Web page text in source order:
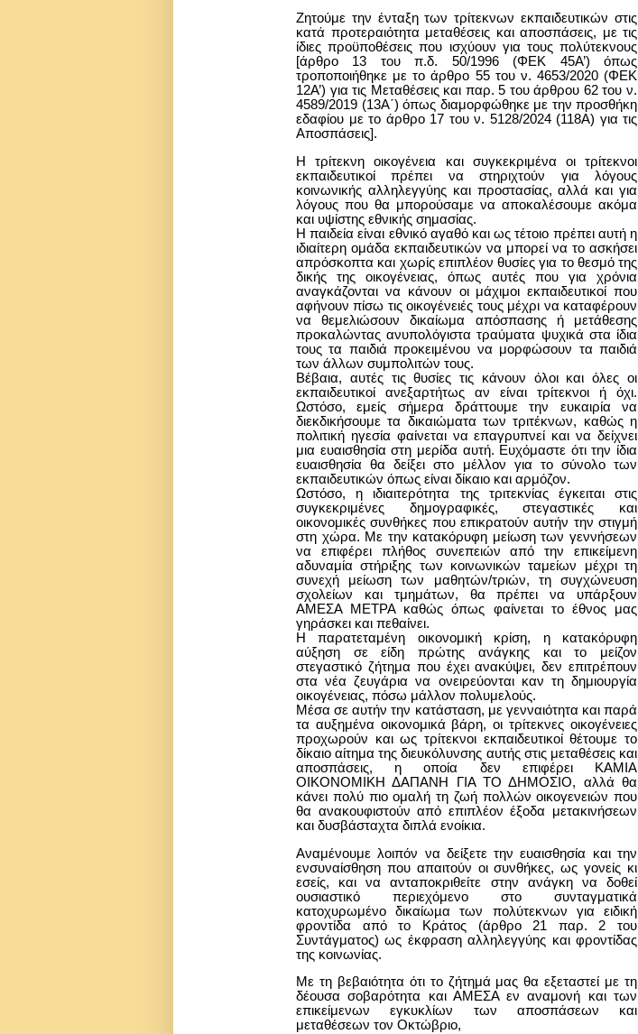
Ζητούμε την ένταξη των τρίτεκνων εκπαιδευτικών στις
κατά προτεραιότητα μεταθέσεις και αποσπάσεις, με τις
ίδιες προϋποθέσεις που ισχύουν για τους πολύτεκνους
[άρθρο 13 του π.δ. 50/1996 (ΦΕΚ 45Α’) όπως
τροποποιήθηκε με το άρθρο 55 του ν. 4653/2020 (ΦΕΚ
12Α’) για τις Μεταθέσεις και παρ. 5 του άρθρου 62 του ν.
4589/2019 (13Α΄) όπως διαμορφώθηκε με την προσθήκη
εδαφίου με το άρθρο 17 του ν. 5128/2024 (118Α) για τις
Αποσπάσεις].
H τρίτεκνη οικογένεια και συγκεκριμένα οι τρίτεκνοι
εκπαιδευτικοί πρέπει να στηριχτούν για λόγους
κοινωνικής αλληλεγγύης και προστασίας, αλλά και για
λόγους που θα μπορούσαμε να αποκαλέσουμε ακόμα
και υψίστης εθνικής σημασίας.
Η παιδεία είναι εθνικό αγαθό και ως τέτοιο πρέπει αυτή η
ιδιαίτερη ομάδα εκπαιδευτικών να μπορεί να το ασκήσει
απρόσκοπτα και χωρίς επιπλέον θυσίες για το θεσμό της
δικής της οικογένειας, όπως αυτές που για χρόνια
αναγκάζονται να κάνουν οι μάχιμοι εκπαιδευτικοί που
αφήνουν πίσω τις οικογένειές τους μέχρι να καταφέρουν
να θεμελιώσουν δικαίωμα απόσπασης ή μετάθεσης
προκαλώντας ανυπολόγιστα τραύματα ψυχικά στα ίδια
τους τα παιδιά προκειμένου να μορφώσουν τα παιδιά
των άλλων συμπολιτών τους.
Βέβαια, αυτές τις θυσίες τις κάνουν όλοι και όλες οι
εκπαιδευτικοί ανεξαρτήτως αν είναι τρίτεκνοι ή όχι.
Ωστόσο, εμείς σήμερα δράττουμε την ευκαιρία να
διεκδικήσουμε τα δικαιώματα των τριτέκνων, καθώς η
πολιτική ηγεσία φαίνεται να επαγρυπνεί και να δείχνει
μια ευαισθησία στη μερίδα αυτή. Ευχόμαστε ότι την ίδια
ευαισθησία θα δείξει στο μέλλον για το σύνολο των
εκπαιδευτικών όπως είναι δίκαιο και αρμόζον.
Ωστόσο, η ιδιαιτερότητα της τριτεκνίας έγκειται στις
συγκεκριμένες δημογραφικές, στεγαστικές και
οικονομικές συνθήκες που επικρατούν αυτήν την στιγμή
στη χώρα. Με την κατακόρυφη μείωση των γεννήσεων
να επιφέρει πλήθος συνεπειών από την επικείμενη
αδυναμία στήριξης των κοινωνικών ταμείων μέχρι τη
συνεχή μείωση των μαθητών/τριών, τη συγχώνευση
σχολείων και τμημάτων, θα πρέπει να υπάρξουν
ΑΜΕΣΑ ΜΕΤΡΑ καθώς όπως φαίνεται το έθνος μας
γηράσκει και πεθαίνει.
Η παρατεταμένη οικονομική κρίση, η κατακόρυφη
αύξηση σε είδη πρώτης ανάγκης και το μείζον
στεγαστικό ζήτημα που έχει ανακύψει, δεν επιτρέπουν
στα νέα ζευγάρια να ονειρεύονται καν τη δημιουργία
οικογένειας, πόσω μάλλον πολυμελούς.
Μέσα σε αυτήν την κατάσταση, με γενναιότητα και παρά
τα αυξημένα οικονομικά βάρη, οι τρίτεκνες οικογένειες
προχωρούν και ως τρίτεκνοι εκπαιδευτικοί θέτουμε το
δίκαιο αίτημα της διευκόλυνσης αυτής στις μεταθέσεις και
αποσπάσεις, η οποία δεν επιφέρει ΚΑΜΙΑ
ΟΙΚΟΝΟΜΙΚΗ ΔΑΠΑΝΗ ΓΙΑ ΤΟ ΔΗΜΟΣΙΟ, αλλά θα
κάνει πολύ πιο ομαλή τη ζωή πολλών οικογενειών που
θα ανακουφιστούν από επιπλέον έξοδα μετακινήσεων
και δυσβάσταχτα διπλά ενοίκια.
Αναμένουμε λοιπόν να δείξετε την ευαισθησία και την
ενσυναίσθηση που απαιτούν οι συνθήκες, ως γονείς κι
εσείς, και να ανταποκριθείτε στην ανάγκη να δοθεί
ουσιαστικό περιεχόμενο στο συνταγματικά
κατοχυρωμένο δικαίωµα των πολύτεκνων για ειδική
φροντίδα από το Κράτος (άρθρο 21 παρ. 2 του
Συντάγματος) ως έκφραση αλληλεγγύης και φροντίδας
της κοινωνίας.
Με τη βεβαιότητα ότι το ζήτημά μας θα εξεταστεί με τη
δέουσα σοβαρότητα και ΑΜΕΣΑ εν αναμονή και των
επικείμενων εγκυκλίων των αποσπάσεων και
μεταθέσεων τον Οκτώβριο,